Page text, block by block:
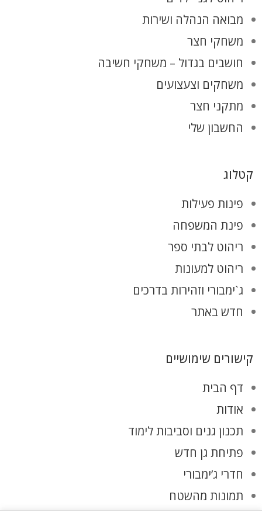
מבואה הנהלה ושירות
משחקי חצר
חושבים בגדול – משחקי חשיבה
משחקים וצעצועים
מתקני חצר
החשבון שלי
קטלוג
פינות פעילות
פינת המשפחה
ריהוט לבתי ספר
ריהוט למעונות
ג`ימבורי וזהירות בדרכים
חדש באתר
קישורים שימושיים
דף הבית
אודות
תכנון גנים וסביבות לימוד
פתיחת גן חדש
חדרי ג’ימבורי
תמונות מהשטח